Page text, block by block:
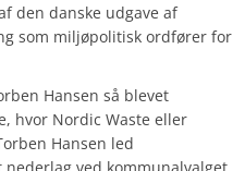
den danske udgave af
som miljøpolitisk ordfører for
Hansen så blevet
hvor Nordic Waste eller
Hansen led